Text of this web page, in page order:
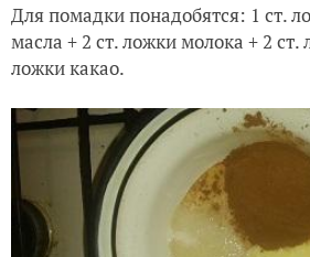
Для помадки понадобятся: 1 ст.
масла + 2 ст. ложки молока + 2 ст.
ложки какао.